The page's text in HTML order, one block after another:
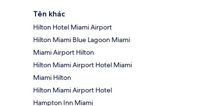
Tên khác
Hilton Hotel Miami Airport
Hilton Miami Blue Lagoon Miami
Miami Airport Hilton
Hilton Miami Airport Hotel Miami
Miami Hilton
Hilton Miami Airport Hotel
Hampton Inn Miami